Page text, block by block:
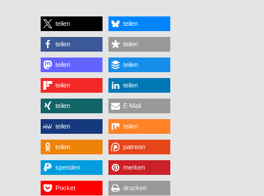
teilen teilen
teilen teilen
teilen teilen
teilen teilen
teilen E-Mail
teilen teilen
teilen patreon
spenden merken
Pocket drucken